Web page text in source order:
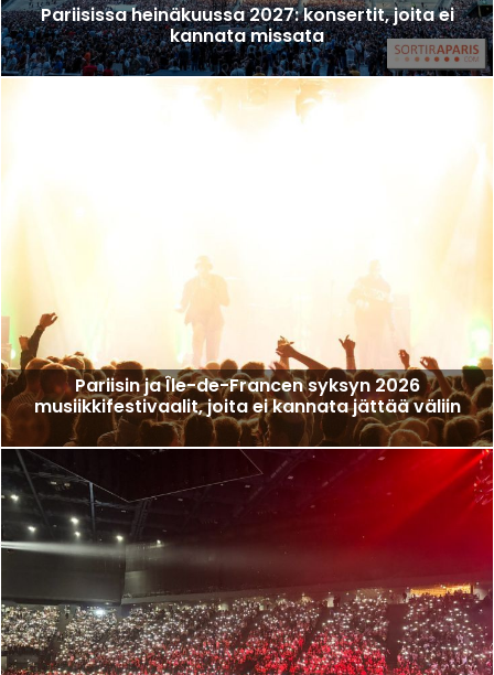
Pariisissa heinäkuussa 2027: konsertit, joita ei
kannata missata
Pariisin ja Île-de-Francen syksyn 2026
musiikkifestivaalit, joita ei kannata jättää väliin